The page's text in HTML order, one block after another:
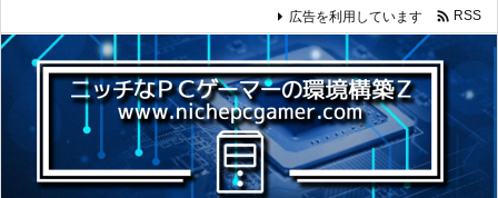
広告を利用しています  RSS